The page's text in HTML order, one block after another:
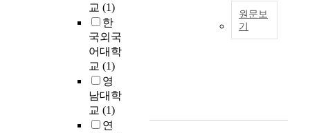
교 (1)
한
국외국
어대학
교 (1)
영
남대학
교 (1)
연
원문보
기